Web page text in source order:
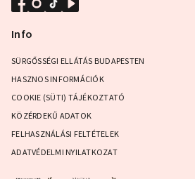
Info
SÜRGŐSSÉGI ELLÁTÁS BUDAPESTEN
HASZNOS INFORMÁCIÓK
COOKIE (SÜTI) TÁJÉKOZTATÓ
KÖZÉRDEKŰ ADATOK
FELHASZNÁLÁSI FELTÉTELEK
ADATVÉDELMI NYILATKOZAT